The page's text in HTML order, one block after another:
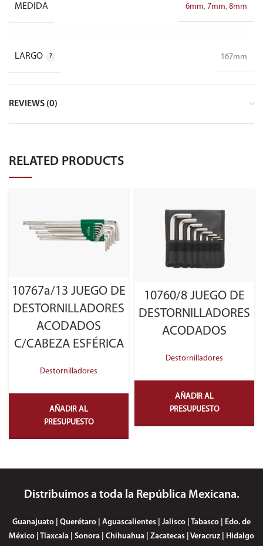
MEDIDA 6mm, 7mm, 8mm
LARGO 167mm
REVIEWS (0)
RELATED PRODUCTS
10767a/13 JUEGO DE
DESTORNILLADORES
ACODADOS
C/CABEZA ESFÉRICA
Destornilladores
AÑADIR AL
PRESUPUESTO
10760/8 JUEGO DE
DESTORNILLADORES
ACODADOS
Destornilladores
AÑADIR AL
PRESUPUESTO
Distribuimos a toda la República Mexicana.
Guanajuato | Querétaro | Aguascalientes | Jalisco | Tabasco | Edo. de
México | Tlaxcala | Sonora | Chihuahua | Zacatecas | Veracruz | Hidalgo